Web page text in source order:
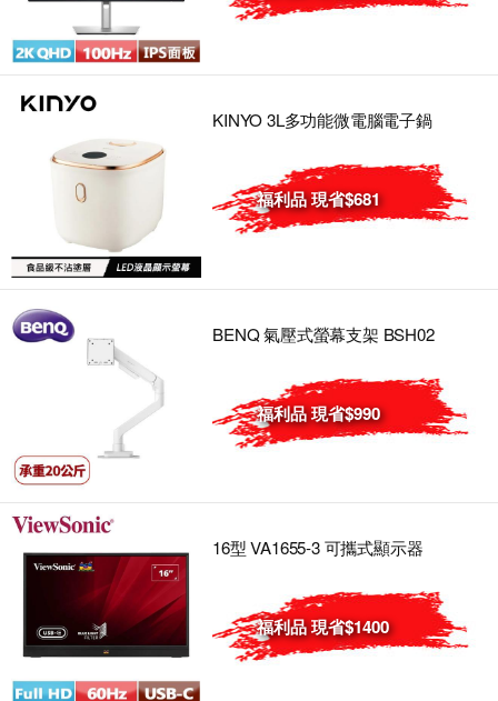
KINYO 3L多功能微電腦電子鍋
福利品 現省$681
BENQ 氣壓式螢幕支架 BSH02
福利品 現省$990
16型 VA1655-3 可攜式顯示器
福利品 現省$1400